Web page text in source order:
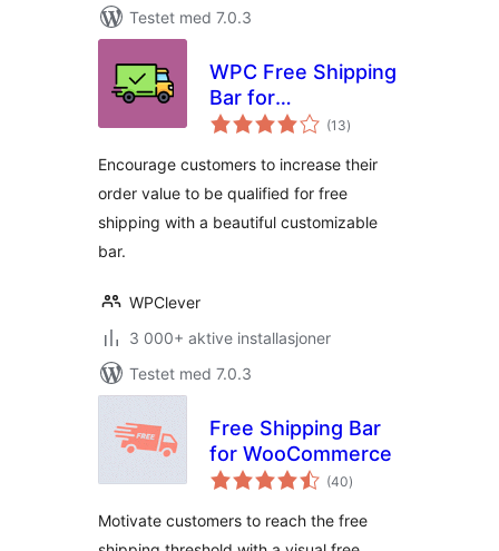
Testet med 7.0.3
WPC Free Shipping
Bar for
WooCommerce
(13totale
vurderinger
)
Encourage customers to increase their
order value to be qualified for free
shipping with a beautiful customizable
bar.
WPClever
3 000+ aktive installasjoner
Testet med 7.0.3
Free Shipping Bar
for WooCommerce
(40totale
vurderinger
)
Motivate customers to reach the free